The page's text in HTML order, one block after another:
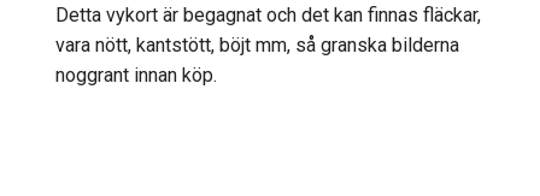
Detta vykort är begagnat och det kan finnas fläckar,
vara nött, kantstött, böjt mm, så granska bilderna
noggrant innan köp.